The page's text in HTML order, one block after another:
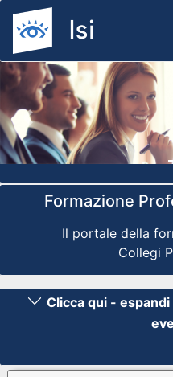
Previous
Formazione
Il portale della
Collegi
Clicca qui -